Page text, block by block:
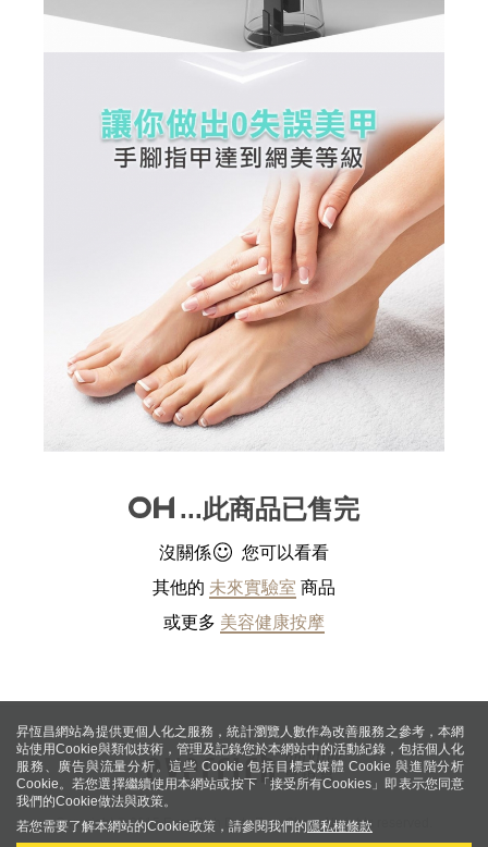
...此商品已售完
沒關係
您可以看看
其他的 未來實驗室 商品
或更多 美容健康按摩
昇恆昌網站為提供更個人化之服務，統計瀏覽人數作為改善服務之參考，本網
站使用Cookie與類似技術，管理及記錄您於本網站中的活動紀錄，包括個人化
服務、廣告與流量分析。這些 Cookie 包括目標式媒體 Cookie 與進階分析
Cookie。若您選擇繼續使用本網站或按下「接受所有Cookies」即表示您同意
我們的Cookie做法與政策。
若您需要了解本網站的Cookie政策，請參閱我們的隱私權條款
Copyright © 2015 Ever Rich Duty Free Shop. All rights reserved.